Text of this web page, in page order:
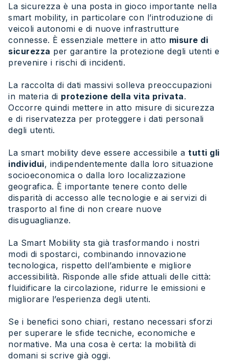
La sicurezza è una posta in gioco importante nella
smart mobility, in particolare con l’introduzione di
veicoli autonomi e di nuove infrastrutture
connesse. È essenziale mettere in atto misure di
sicurezza per garantire la protezione degli utenti e
prevenire i rischi di incidenti.
La raccolta di dati massivi solleva preoccupazioni
in materia di protezione della vita privata.
Occorre quindi mettere in atto misure di sicurezza
e di riservatezza per proteggere i dati personali
degli utenti.
La smart mobility deve essere accessibile a tutti gli
individui, indipendentemente dalla loro situazione
socioeconomica o dalla loro localizzazione
geografica. È importante tenere conto delle
disparità di accesso alle tecnologie e ai servizi di
trasporto al fine di non creare nuove
disuguaglianze.
La Smart Mobility sta già trasformando i nostri
modi di spostarci, combinando innovazione
tecnologica, rispetto dell’ambiente e migliore
accessibilità. Risponde alle sfide attuali delle città:
fluidificare la circolazione, ridurre le emissioni e
migliorare l’esperienza degli utenti.
Se i benefici sono chiari, restano necessari sforzi
per superare le sfide tecniche, economiche e
normative. Ma una cosa è certa: la mobilità di
domani si scrive già oggi.